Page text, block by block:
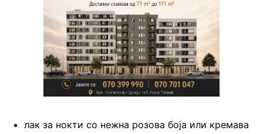
лак за нокти со нежна розова боја или кремава